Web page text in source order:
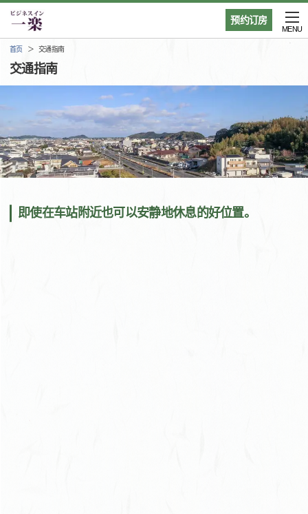
预约订房
MENU
首页 交通指南
交通指南
即使在车站附近也可以安静地休息的好位置。